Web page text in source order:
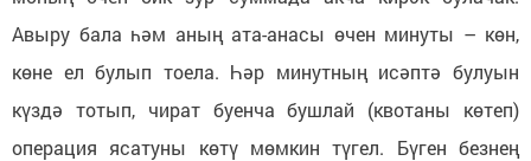
Авыру бала һәм аның ата-анасы өчен минуты – көн,
көне ел булып тоела. Һәр минутның исәптә булуын
күздә тотып, чират буенча бушлай (квотаны көтеп)
операция ясатуны көтү мөмкин түгел. Бүген безнең